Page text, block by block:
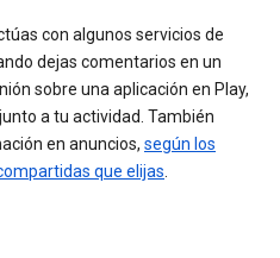
con algunos servicios de
dejas comentarios en un
sobre una aplicación en Play,
a tu actividad. También
en anuncios, según los
que elijas